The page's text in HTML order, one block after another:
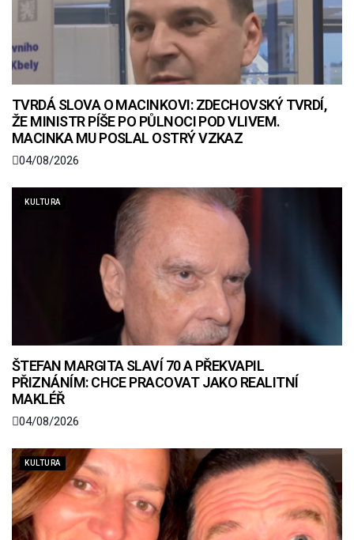
TVRDÁ SLOVA O MACINKOVI: ZDECHOVSKÝ TVRDÍ,
ŽE MINISTR PÍŠE PO PŮLNOCI POD VLIVEM.
MACINKA MU POSLAL OSTRÝ VZKAZ
04/08/2026
KULTURA
ŠTEFAN MARGITA SLAVÍ 70 A PŘEKVAPIL
PŘIZNÁNÍM: CHCE PRACOVAT JAKO REALITNÍ
MAKLÉŘ
04/08/2026
KULTURA